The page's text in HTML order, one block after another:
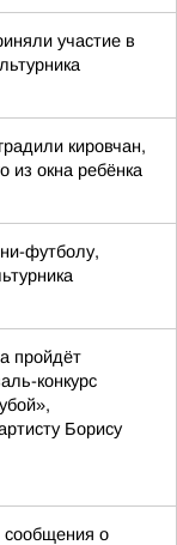
участие в
кировчан,
из окна ребёнка
футболу,
пройдёт
конкурс
Борису
о